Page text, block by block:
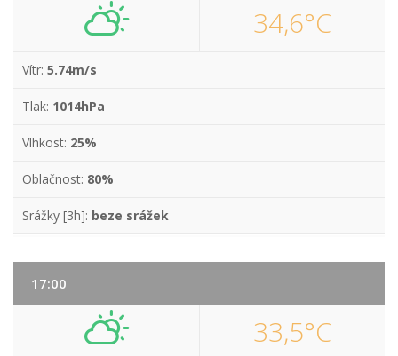
34,6°C
Vítr: 5.74m/s
Tlak: 1014hPa
Vlhkost: 25%
Oblačnost: 80%
Srážky [3h]: beze srážek
17:00
33,5°C